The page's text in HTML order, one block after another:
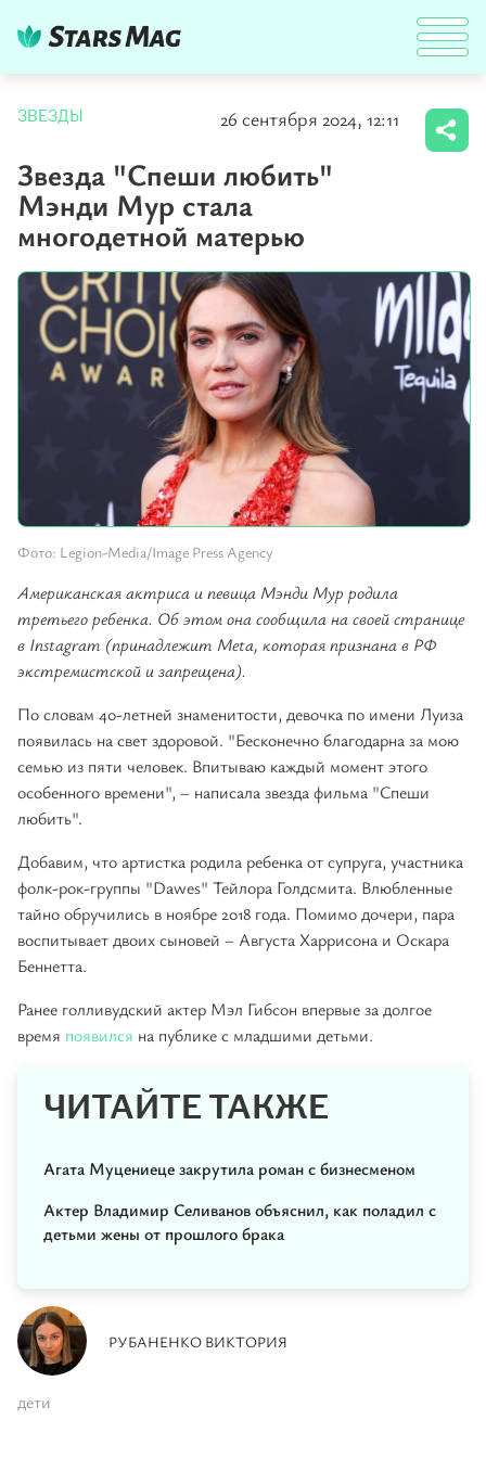
ЗВЕЗДЫ 26 сентября 2024, 12:11
Звезда "Спеши любить"
Мэнди Мур стала
многодетной матерью
Фото: Legion-Media/Image Press Agency
Американская актриса и певица Мэнди Мур родила
третьего ребенка. Об этом она сообщила на своей странице
в Instagram (принадлежит Meta, которая признана в РФ
экстремистской и запрещена).
По словам 40-летней знаменитости, девочка по имени Луиза
появилась на свет здоровой. "Бесконечно благодарна за мою
семью из пяти человек. Впитываю каждый момент этого
особенного времени", – написала звезда фильма "Спеши
любить".
Добавим, что артистка родила ребенка от супруга, участника
фолк-рок-группы "Dawes" Тейлора Голдсмита. Влюбленные
тайно обручились в ноябре 2018 года. Помимо дочери, пара
воспитывает двоих сыновей – Августа Харрисона и Оскара
Беннетта.
Ранее голливудский актер Мэл Гибсон впервые за долгое
время появился на публике с младшими детьми.
ЧИТАЙТЕ ТАКЖЕ
Агата Муцениеце закрутила роман с бизнесменом
Актер Владимир Селиванов объяснил, как поладил с
детьми жены от прошлого брака
РУБАНЕНКО ВИКТОРИЯ
дети